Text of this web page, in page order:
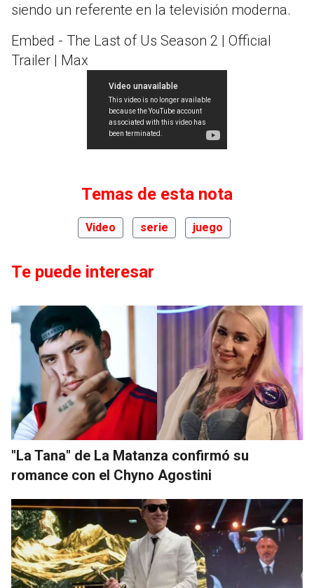
siendo un referente en la televisión moderna.
Embed - The Last of Us Season 2 | Official
Trailer | Max
Temas de esta nota
Video serie juego
Te puede interesar
"La Tana" de La Matanza confirmó su
romance con el Chyno Agostini